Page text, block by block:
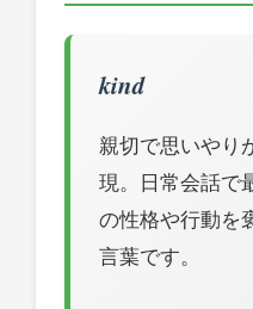
kind
親切で思いやり
現。日常会話で
の性格や行動を
言葉です。